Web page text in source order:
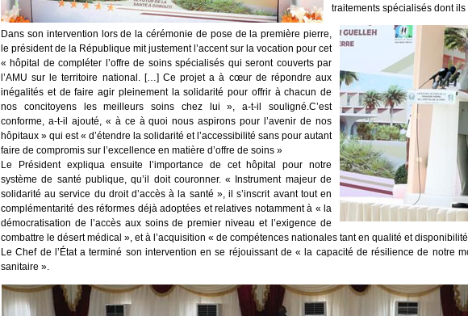
traitements spécialisés dont
Dans son intervention lors de la cérémonie de pose de la première pierre,
le président de la République mit justement l’accent sur la vocation pour cet
« hôpital de compléter l’offre de soins spécialisés qui seront couverts par
l’AMU sur le territoire national. […] Ce projet a à cœur de répondre aux
inégalités et de faire agir pleinement la solidarité pour offrir à chacun de
nos concitoyens les meilleurs soins chez lui », a-t-il souligné.C’est
conforme, a-t-il ajouté, « à ce à quoi nous aspirons pour l’avenir de nos
hôpitaux » qui est « d’étendre la solidarité et l’accessibilité sans pour autant
faire de compromis sur l’excellence en matière d’offre de soins »
Le Président expliqua ensuite l’importance de cet hôpital pour notre
système de santé publique, qu’il doit couronner. « Instrument majeur de
solidarité au service du droit d’accès à la santé », il s’inscrit avant tout en
complémentarité des réformes déjà adoptées et relatives notamment à « la
démocratisation de l’accès aux soins de premier niveau et l’exigence de
combattre le désert médical », et à l’acquisition « de compétences nationales tant en qualité et
Le Chef de l’État a terminé son intervention en se réjouissant de « la capacité de résilience de notre
sanitaire ».